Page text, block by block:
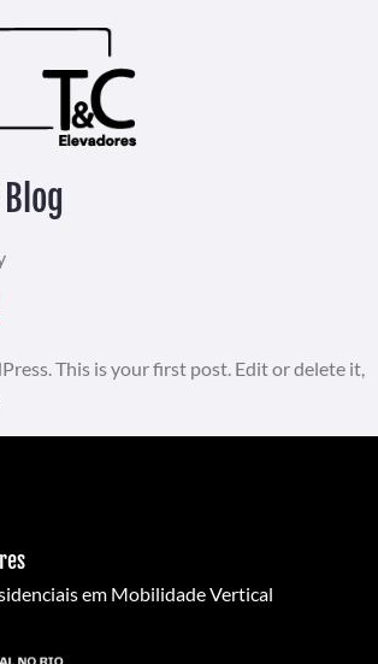
Blog
This is your first post. Edit or delete it,
em Mobilidade Vertical